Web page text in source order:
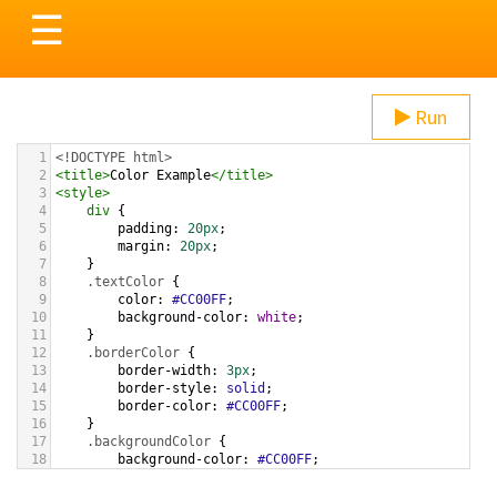
Toggle
navigation
☰
Run
1 <!DOCTYPE html>
2
<title>Color Example</title>
3 <style>
4
div {
5
padding: 20px;
6
margin: 20px;
7
}
8
.textColor {
9
color: #CC00FF;
10
background-color: white;
11
}
12
.borderColor {
13
border-width: 3px;
14
border-style: solid ;
15
border-color: #CC00FF;
16
}
17
.backgroundColor {
18
background-color: #CC00FF;